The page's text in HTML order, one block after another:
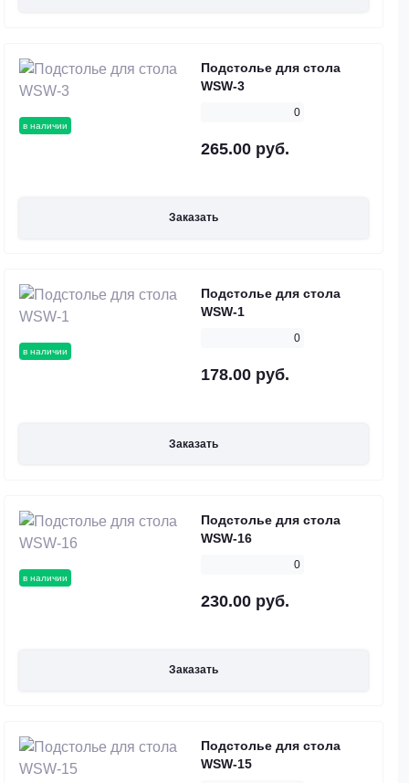
в наличии
Подстолье для стола
WSW-3
0
265.00 руб.
Заказать
в наличии
Подстолье для стола
WSW-1
0
178.00 руб.
Заказать
в наличии
Подстолье для стола
WSW-16
0
230.00 руб.
Заказать
Подстолье для стола
WSW-15